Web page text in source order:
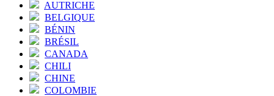
AUTRICHE
BELGIQUE
BÉNIN
BRÉSIL
CANADA
CHILI
CHINE
COLOMBIE